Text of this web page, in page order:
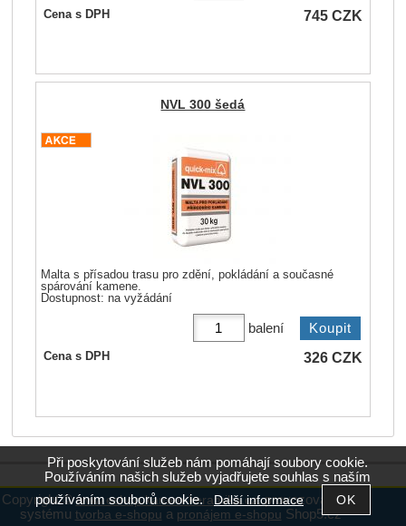
Cena s DPH 745 CZK
NVL 300 šedá
Malta s přísadou trasu pro zdění, pokládání a současné
spárování kamene.
Dostupnost: na vyžádání
balení
Cena s DPH 326 CZK
Copyright ©www.eshop.kamen-keramika.cz,provozováno na
systému tvorba e-shopu a pronájem e-shopu Shop5.cz
Při poskytování služeb nám pomáhají soubory cookie.
Používáním našich služeb vyjadřujete souhlas s naším
používáním souborů cookie.Další informace